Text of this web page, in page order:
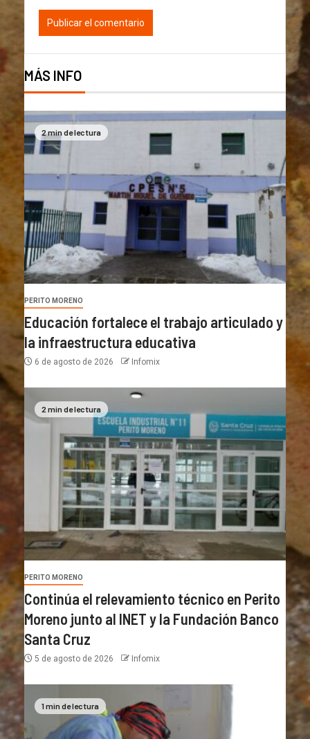
MÁS INFO
2 min de lectura
PERITO MORENO
Educación fortalece el trabajo articulado y
la infraestructura educativa
6 de agosto de 2026 Infomix
2 min de lectura
PERITO MORENO
Continúa el relevamiento técnico en Perito
Moreno junto al INET y la Fundación Banco
Santa Cruz
5 de agosto de 2026 Infomix
1 min de lectura